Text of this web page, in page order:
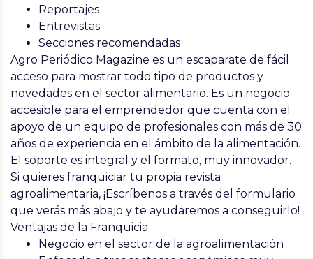
Reportajes
Entrevistas
Secciones recomendadas
Agro Periódico Magazine es un escaparate de fácil
acceso para mostrar todo tipo de productos y
novedades en el sector alimentario. Es un negocio
accesible para el emprendedor que cuenta con el
apoyo de un equipo de profesionales con más de 30
años de experiencia en el ámbito de la alimentación.
El soporte es integral y el formato, muy innovador.
Si quieres franquiciar tu propia revista
agroalimentaria, ¡Escríbenos a través del formulario
que verás más abajo y te ayudaremos a conseguirlo!
Ventajas de la Franquicia
Negocio en el sector de la agroalimentación